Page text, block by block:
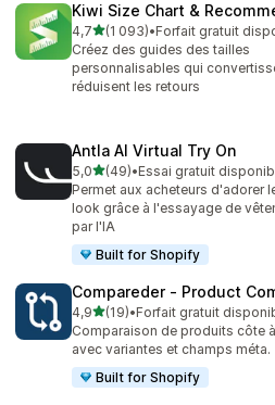
Kiwi Size Chart &
4,7étoile(s) sur 5
(1 093)
1093 avis au total
•Forfait gratuit
Créez des guides des tailles
personnalisables qui
réduisent les retours
Antla AI Virtual Try On
5,0étoile(s) sur 5
(49)
49 avis au total
•Essai gratuit
Permet aux acheteurs d'adorer
look grâce à l'essayage de
par l'IA
Built for Shopify
Compareder ‑ Product
4,9étoile(s) sur 5
(19)
19 avis au total
•Forfait gratuit
Comparaison de produits côte
avec variantes et champs méta.
Built for Shopify